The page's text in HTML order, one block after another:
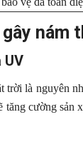
gây nám
UV
trời là nguyên
tăng cường sản